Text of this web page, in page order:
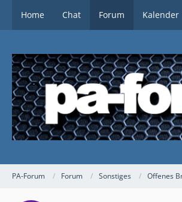
Home Chat Forum Kalender
PA-Forum Forum Sonstiges Offenes